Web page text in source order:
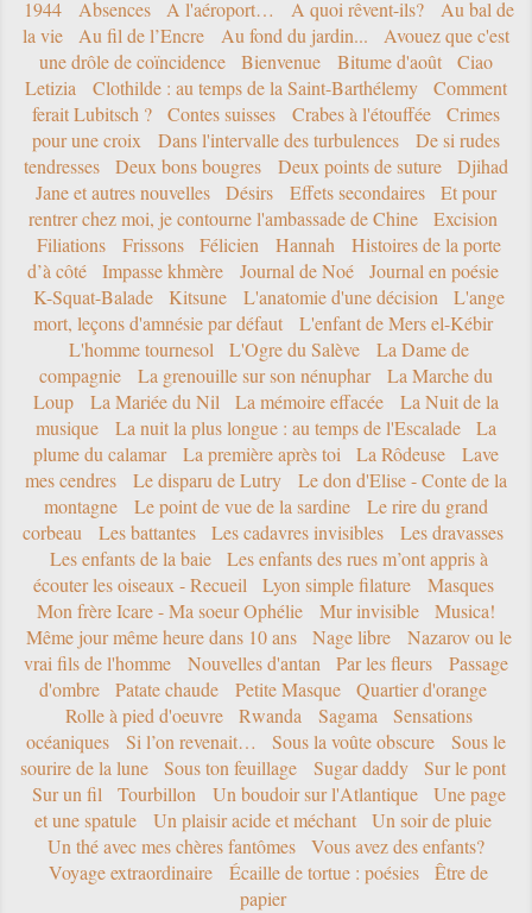
1944 Absences A l'aéroport… A quoi rêvent-ils?
Au bal de
la vie
Au fil de l’Encre Au fond du jardin...
Avouez que c'est
une drôle de coïncidence
Bienvenue Bitume d'août
Ciao
Letizia
Clothilde : au temps de la Saint-Barthélemy
Comment
ferait Lubitsch ?
Contes suisses Crabes à l'étouffée
Crimes
pour une croix
Dans l'intervalle des turbulences
De si rudes
tendresses
Deux bons bougres Deux points de suture
Djihad
Jane et autres nouvelles
Désirs Effets secondaires
Et pour
rentrer chez moi, je contourne l'ambassade de Chine
Excision
Filiations
Frissons Félicien Hannah
Histoires de la porte
d’à côté
Impasse khmère Journal de Noé
Journal en poésie
K-Squat-Balade
Kitsune L'anatomie d'une décision
L'ange
mort, leçons d'amnésie par défaut
L'enfant de Mers el-Kébir
L'homme tournesol
L'Ogre du Salève
La Dame de
compagnie
La grenouille sur son nénuphar
La Marche du
Loup
La Mariée du Nil La mémoire effacée
La Nuit de la
musique
La nuit la plus longue : au temps de l'Escalade
La
plume du calamar
La première après toi La Rôdeuse
Lave
mes cendres
Le disparu de Lutry
Le don d'Elise - Conte de la
montagne
Le point de vue de la sardine
Le rire du grand
corbeau
Les battantes Les cadavres invisibles
Les dravasses
Les enfants de la baie
Les enfants des rues m’ont appris à
écouter les oiseaux - Recueil
Lyon simple filature
Masques
Mon frère Icare - Ma soeur Ophélie
Mur invisible
Musica!
Même jour même heure dans 10 ans
Nage libre
Nazarov ou le
vrai fils de l'homme
Nouvelles d'antan Par les fleurs
Passage
d'ombre
Patate chaude Petite Masque
Quartier d'orange
Rolle à pied d'oeuvre
Rwanda Sagama
Sensations
océaniques
Si l’on revenait… Sous la voûte obscure
Sous le
sourire de la lune
Sous ton feuillage Sugar daddy
Sur le pont
Sur un fil
Tourbillon Un boudoir sur l'Atlantique
Une page
et une spatule
Un plaisir acide et méchant
Un soir de pluie
Un thé avec mes chères fantômes
Vous avez des enfants?
Voyage extraordinaire
Écaille de tortue : poésies
Être de
papier